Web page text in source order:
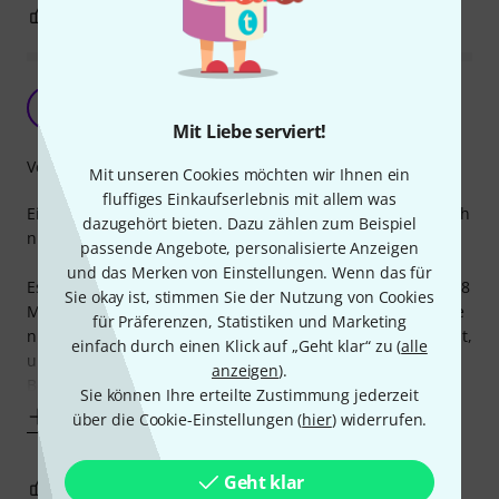
Mit Liebe serviert!
Mit unseren Cookies möchten wir Ihnen ein
fluffiges Einkaufserlebnis mit allem was
dazugehört bieten. Dazu zählen zum Beispiel
passende Angebote, personalisierte Anzeigen
und das Merken von Einstellungen. Wenn das für
Sie okay ist, stimmen Sie der Nutzung von Cookies
für Präferenzen, Statistiken und Marketing
einfach durch einen Klick auf „Geht klar“ zu (alle
anzeigen).
Sie können Ihre erteilte Zustimmung jederzeit
über die Cookie-Einstellungen (hier) widerrufen.
Geht klar
BEWERTUNG MELDEN
Hopfgeist 13.02.2023
Ein so kurzes Kabel (85 cm) an einem Netzteil habe ich noch
nie gesehen.
Es wird als "garantiert passend" zum M-Audio Keystation 88
Mk3 angeboten, aber es passt physisch von der Kabellänge
nur, wenn das Keyboard in normaler Klavierspielhöhe steht,
und die Steckdose direkt unterhalb der Buchse auf dem
Boden ist. Wenn das Keyboard höher steht, oder die
Mehr anzeigen
Verarbeitung
BEWERTUNG MELDEN